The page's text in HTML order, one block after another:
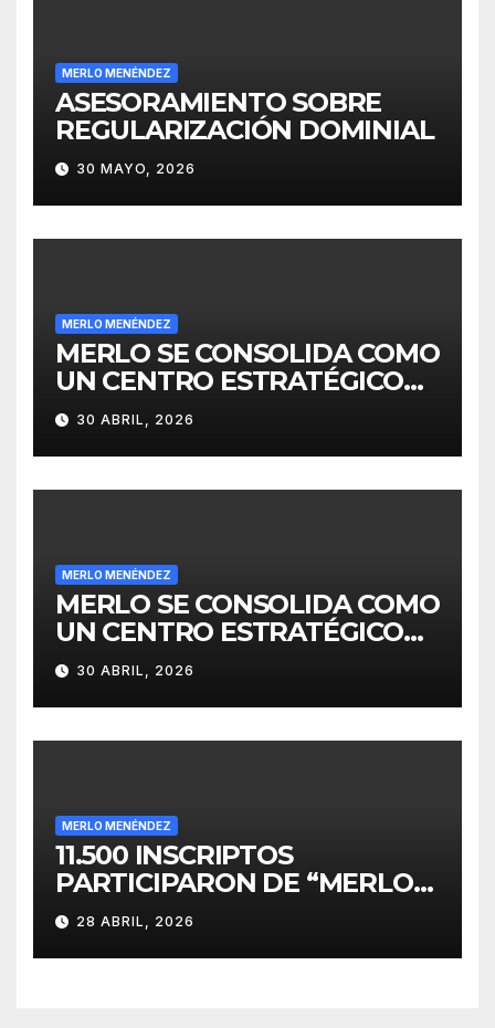
MERLO MENÉNDEZ
ASESORAMIENTO SOBRE
REGULARIZACIÓN DOMINIAL
30 MAYO, 2026
MERLO MENÉNDEZ
MERLO SE CONSOLIDA COMO
UN CENTRO ESTRATÉGICO
PARA EL DESARROLLO DE
INVERSIONES
30 ABRIL, 2026
MERLO MENÉNDEZ
MERLO SE CONSOLIDA COMO
UN CENTRO ESTRATÉGICO
PARA EL DESARROLLO DE
INVERSIONES
30 ABRIL, 2026
MERLO MENÉNDEZ
11.500 INSCRIPTOS
PARTICIPARON DE “MERLO
CORRE POR MALVINAS”
28 ABRIL, 2026